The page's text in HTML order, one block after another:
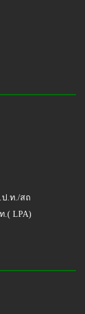
ป.ท./สถ
.( LPA)